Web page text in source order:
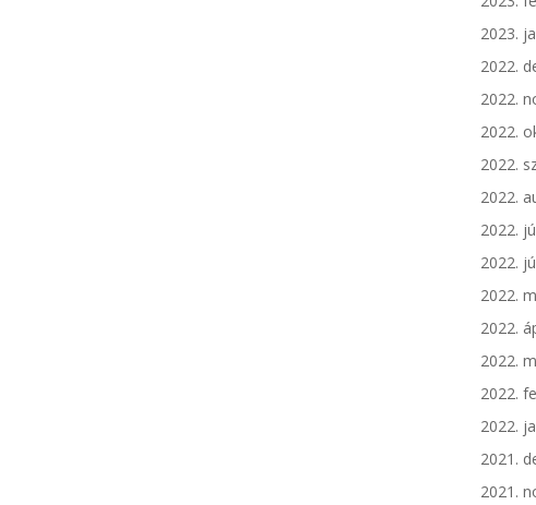
2023.
2022.
2022.
2022.
2022.
2022.
2022.
2022.
2022.
2022.
2022.
2022.
2022.
2021.
2021.